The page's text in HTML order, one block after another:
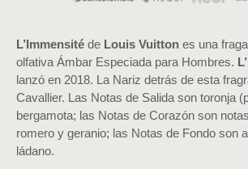
L’Immensité de Louis Vuitton es una
olfativa Ámbar Especiada para Hombres.
lanzó en 2018. La Nariz detrás de esta
Cavallier. Las Notas de Salida son toronja
bergamota; las Notas de Corazón son
romero y geranio; las Notas de Fondo son
ládano.